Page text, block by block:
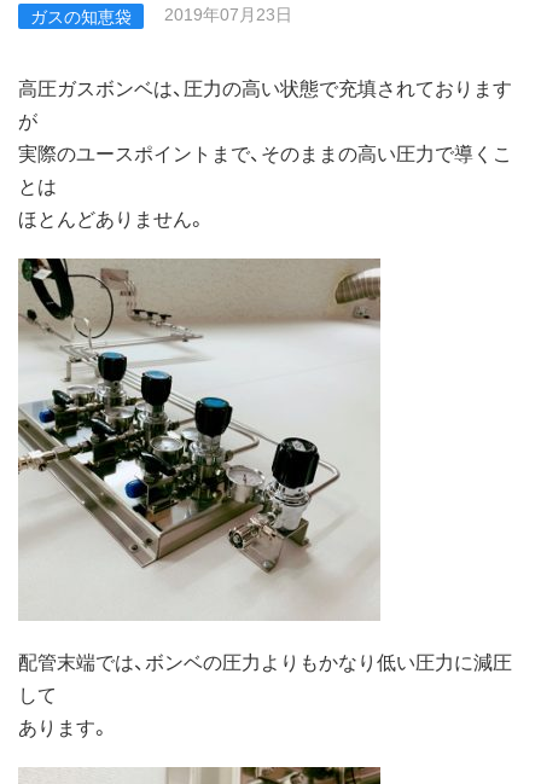
ガスの知恵袋 2019年07月23日
高圧ガスボンベは、圧力の高い状態で充填されております
が
実際のユースポイントまで、そのままの高い圧力で導くこ
とは
ほとんどありません。
配管末端では、ボンベの圧力よりもかなり低い圧力に減圧
して
あります。